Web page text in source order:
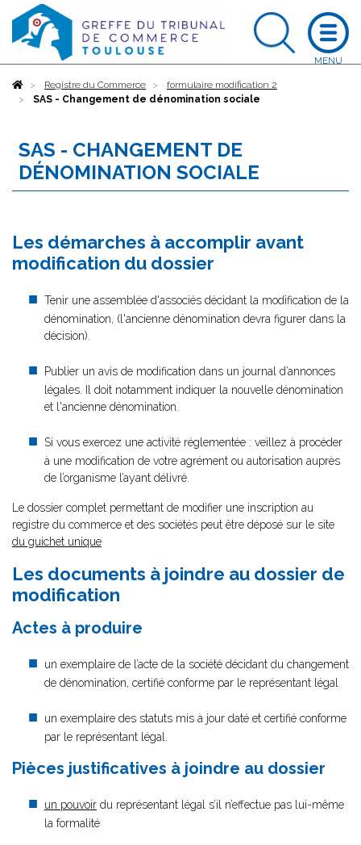
AccueilRegistre du Commerce
formulaire modification 2
SAS - Changement de dénomination sociale
SAS - CHANGEMENT DE
DÉNOMINATION SOCIALE
Les démarches à accomplir avant
modification du dossier
Tenir une assemblée d'associés décidant la modification de la
dénomination, (l'ancienne dénomination devra figurer dans la
décision).
Publier un avis de modification dans un journal d’annonces
légales. Il doit notamment indiquer la nouvelle dénomination
et l'ancienne dénomination.
Si vous exercez une activité réglementée : veillez à procéder
à une modification de votre agrément ou autorisation auprès
de l’organisme l’ayant délivré.
Le dossier complet permettant de modifier une inscription au
registre du commerce et des sociétés peut être déposé sur le site
du guichet unique
Les documents à joindre au dossier de
modification
Actes à produire
un exemplaire de l’acte de la société décidant du changement
de dénomination, certifié conforme par le représentant légal
un exemplaire des statuts mis à jour daté et certifié conforme
par le représentant légal.
Pièces justificatives à joindre au dossier
un pouvoir du représentant légal s’il n’effectue pas lui-même
la formalité